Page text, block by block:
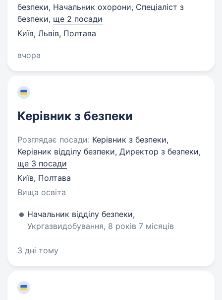
безпеки, Начальник охорони, Спеціаліст з
безпеки, ще 2 посади
Київ, Львів, Полтава
вчора
Керівник з безпеки
Розглядає посади: Керівник з безпеки,
Керівник відділу безпеки, Директор з безпеки,
ще 3 посади
Київ, Полтава
Вища освіта
Начальник відділу безпеки,
Укргазвидобування, 8 років 7 місяців
3 дні тому